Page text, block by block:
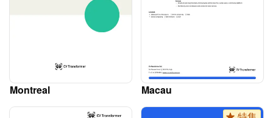
Montreal Macau